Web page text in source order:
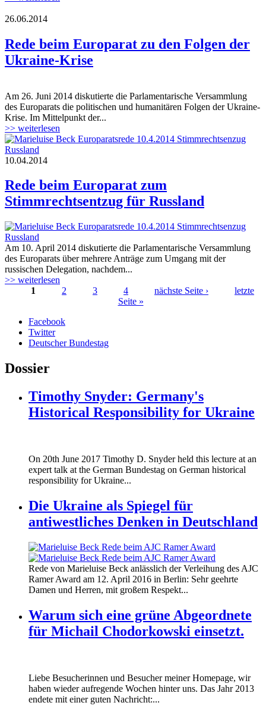
Europarat.jpg
26.06.2014
Rede beim Europarat zu den Folgen der
Ukraine-Krise
Europarat.jpg
Am 26. Juni 2014 diskutierte die Parlamentarische Versammlung
des Europarats die politischen und humanitären Folgen der Ukraine-
Krise. Im Mittelpunkt der...
>> weiterlesen
44209_10.jpg
10.04.2014
Rede beim Europarat zum
Stimmrechtsentzug für Russland
44209_10.jpg
Am 10. April 2014 diskutierte die Parlamentarische Versammlung
des Europarats über mehrere Anträge zum Umgang mit der
russischen Delegation, nachdem...
>> weiterlesen
1 2 3 4 nächste Seite ›
letzte
Seite »
Facebook
Twitter
Deutscher Bundestag
Dossier
Timothy Snyder: Germany's
Historical Responsibility for Ukraine
On 20th June 2017 Timothy D. Snyder held this lecture at an
expert talk at the German Bundestag on German historical
responsibility for Ukraine...
Die Ukraine als Spiegel für
antiwestliches Denken in Deutschland
160412_ramer_award.jpg
160412_ramer_award.jpg
Rede von Marieluise Beck anlässlich der Verleihung des AJC
Ramer Award am 12. April 2016 in Berlin: Sehr geehrte
Damen und Herren, mit großem Respekt...
Warum sich eine grüne Abgeordnete
für Michail Chodorkowski einsetzt.
Liebe Besucherinnen und Besucher meiner Homepage, wir
haben wieder aufregende Wochen hinter uns. Das Jahr 2013
endete mit einer guten Nachricht:...